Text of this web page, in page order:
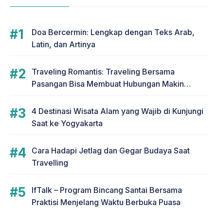
Doa Bercermin: Lengkap dengan Teks Arab,
Latin, dan Artinya
Traveling Romantis: Traveling Bersama
Pasangan Bisa Membuat Hubungan Makin
4 Destinasi Wisata Alam yang Wajib di Kunjungi
Saat ke Yogyakarta
Cara Hadapi Jetlag dan Gegar Budaya Saat
Travelling
IfTalk – Program Bincang Santai Bersama
Praktisi Menjelang Waktu Berbuka Puasa